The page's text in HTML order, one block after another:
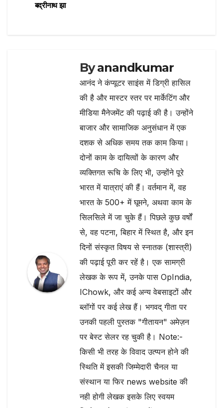
k
navigation
बद्रीनाथ झा
Byanandkumar
आनंद ने कंप्यूटर साइंस में डिग्री हासिल
की है और मास्टर स्तर पर मार्केटिंग और
मीडिया मैनेजमेंट की पढ़ाई की है। उन्होंने
बाजार और सामाजिक अनुसंधान में एक
दशक से अधिक समय तक काम किया।
दोनों काम के दायित्वों के कारण और
व्यक्तिगत रूचि के लिए भी, उन्होंने पूरे
भारत में यात्राएं की हैं। वर्तमान में, वह
भारत के 500+ में घूमने, अथवा काम के
सिलसिले में जा चुके हैं। पिछले कुछ वर्षों
से, वह पटना, बिहार में स्थित है, और इन
दिनों संस्कृत विषय से स्नातक (शास्त्री)
की पढ़ाई पूरी कर रहें है। एक सामग्री
लेखक के रूप में, उनके पास OpIndia,
IChowk, और कई अन्य वेबसाइटों और
ब्लॉगों पर कई लेख हैं। भगवद् गीता पर
उनकी पहली पुस्तक "गीतायन" अमेज़न
पर बेस्ट सेलर रह चुकी है। Note:-
किसी भी तरह के विवाद उत्प्पन होने की
स्थिति में इसकी जिम्मेदारी चैनल या
संस्थान या फिर news website की
नही होगी लेखक इसके लिए स्वयम